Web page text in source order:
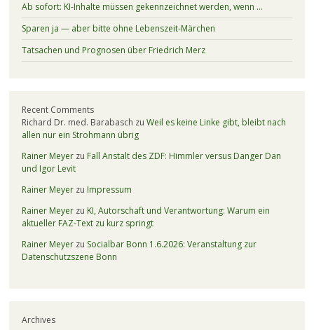
Ab sofort: KI-Inhalte müssen gekennzeichnet werden, wenn …
Sparen ja — aber bitte ohne Lebenszeit-Märchen
Tatsachen und Prognosen über Friedrich Merz
Recent Comments
Richard Dr. med. Barabasch zu Weil es keine Linke gibt, bleibt nach
allen nur ein Strohmann übrig
Rainer Meyerzu Fall Anstalt des ZDF: Himmler versus Danger Dan
und Igor Levit
Rainer Meyerzu Impressum
Rainer Meyerzu KI, Autorschaft und Verantwortung: Warum ein
aktueller FAZ-Text zu kurz springt
Rainer Meyerzu Socialbar Bonn 1.6.2026: Veranstaltung zur
Datenschutzszene Bonn
Archives